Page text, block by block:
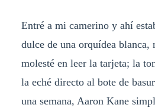
Entré a mi camerino y ahí
dulce de una orquídea blanca,
molesté en leer la tarjeta; la
la eché directo al bote de
una semana, Aaron Kane